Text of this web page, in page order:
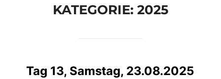
KATEGORIE: 2025
Tag 13, Samstag, 23.08.2025